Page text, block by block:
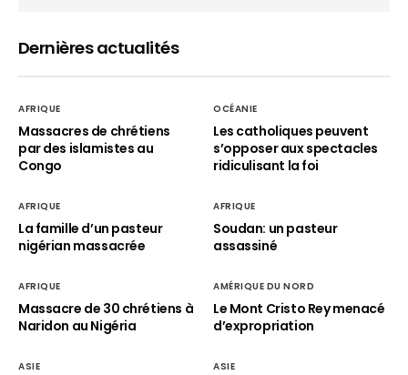
Dernières actualités
AFRIQUE
Massacres de chrétiens
par des islamistes au
Congo
OCÉANIE
Les catholiques peuvent
s’opposer aux spectacles
ridiculisant la foi
AFRIQUE
La famille d’un pasteur
nigérian massacrée
AFRIQUE
Soudan: un pasteur
assassiné
AFRIQUE
Massacre de 30 chrétiens à
Naridon au Nigéria
AMÉRIQUE DU NORD
Le Mont Cristo Rey menacé
d’expropriation
ASIE ASIE